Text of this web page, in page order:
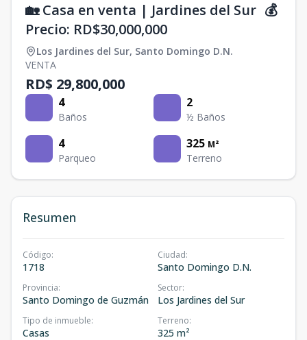
🏡 Casa en venta | Jardines del Sur 💰
Precio: RD$30,000,000
Los Jardines del Sur, Santo Domingo D.N.
VENTA
RD$ 29,800,000
4
Baños
2
½ Baños
4
Parqueo
325 M²
Terreno
Resumen
Código:
1718
Ciudad:
Santo Domingo D.N.
Provincia:
Santo Domingo de Guzmán
Sector:
Los Jardines del Sur
Tipo de inmueble:
Casas
Terreno:
325 m²